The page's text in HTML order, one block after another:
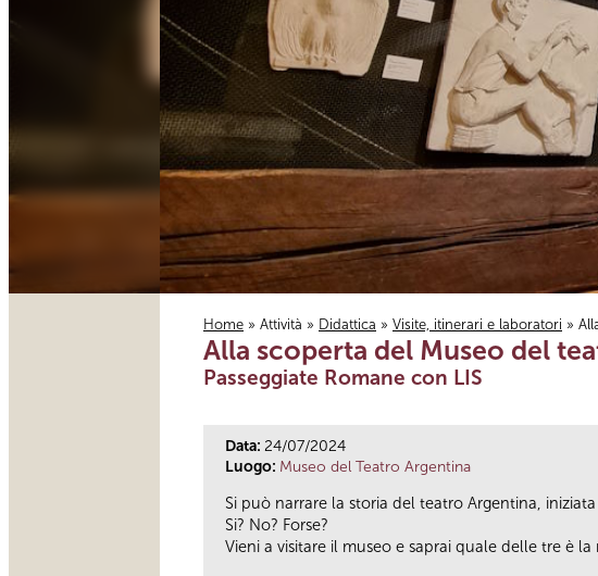
Tu sei qui
Home » Attività » Didattica » Visite, itinerari e laboratori »
Alla scoperta del Museo del
Passeggiate Romane con LIS
Data: 24/07/2024
Luogo: Museo del Teatro Argentina
Si può narrare la storia del teatro Argentina,
Si? No? Forse?
Vieni a visitare il museo e saprai quale delle tre è la